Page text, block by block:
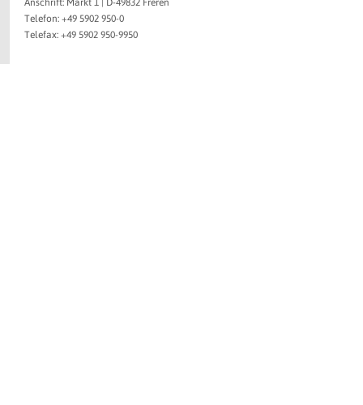
Anschrift: Markt 1 | D-49832 Freren
Telefon: +49 5902 950-0
Telefax: +49 5902 950-9950